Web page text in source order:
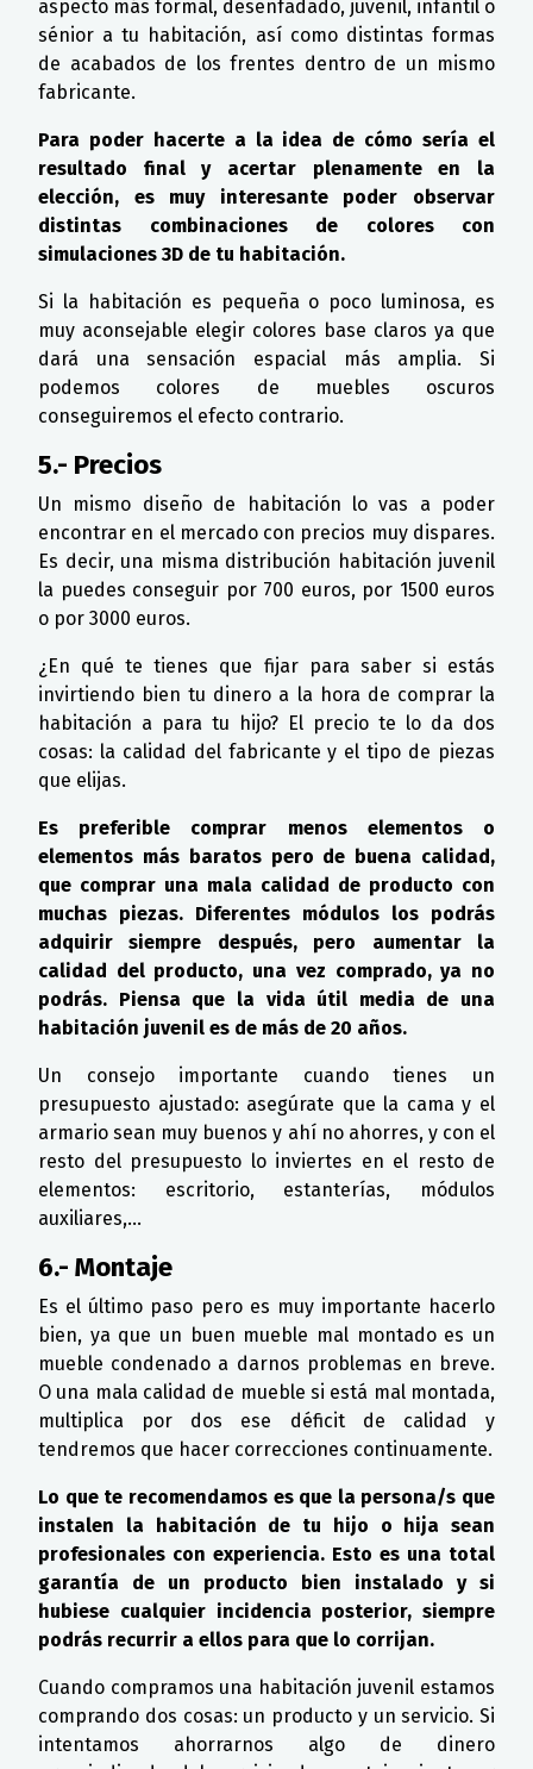
aspecto más formal, desenfadado, juvenil, infantil o
sénior a tu habitación, así como distintas formas
de acabados de los frentes dentro de un mismo
fabricante.
Para poder hacerte a la idea de cómo sería el
resultado final y acertar plenamente en la
elección, es muy interesante poder observar
distintas combinaciones de colores con
simulaciones 3D de tu habitación.
Si la habitación es pequeña o poco luminosa, es
muy aconsejable elegir colores base claros ya que
dará una sensación espacial más amplia. Si
podemos colores de muebles oscuros
conseguiremos el efecto contrario.
5.- Precios
Un mismo diseño de habitación lo vas a poder
encontrar en el mercado con precios muy dispares.
Es decir, una misma distribución habitación juvenil
la puedes conseguir por 700 euros, por 1500 euros
o por 3000 euros.
¿En qué te tienes que fijar para saber si estás
invirtiendo bien tu dinero a la hora de comprar la
habitación a para tu hijo? El precio te lo da dos
cosas: la calidad del fabricante y el tipo de piezas
que elijas.
Es preferible comprar menos elementos o
elementos más baratos pero de buena calidad,
que comprar una mala calidad de producto con
muchas piezas. Diferentes módulos los podrás
adquirir siempre después, pero aumentar la
calidad del producto, una vez comprado, ya no
podrás. Piensa que la vida útil media de una
habitación juvenil es de más de 20 años.
Un consejo importante cuando tienes un
presupuesto ajustado: asegúrate que la cama y el
armario sean muy buenos y ahí no ahorres, y con el
resto del presupuesto lo inviertes en el resto de
elementos: escritorio, estanterías, módulos
auxiliares,…
6.- Montaje
Es el último paso pero es muy importante hacerlo
bien, ya que un buen mueble mal montado es un
mueble condenado a darnos problemas en breve.
O una mala calidad de mueble si está mal montada,
multiplica por dos ese déficit de calidad y
tendremos que hacer correcciones continuamente.
Lo que te recomendamos es que la persona/s que
instalen la habitación de tu hijo o hija sean
profesionales con experiencia. Esto es una total
garantía de un producto bien instalado y si
hubiese cualquier incidencia posterior, siempre
podrás recurrir a ellos para que lo corrijan.
Cuando compramos una habitación juvenil estamos
comprando dos cosas: un producto y un servicio. Si
intentamos ahorrarnos algo de dinero